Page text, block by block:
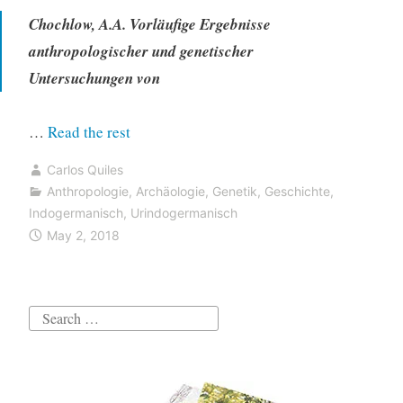
Chochlow, A.A. Vorläufige Ergebnisse
anthropologischer und genetischer
Untersuchungen von
… Read the rest
L51
in
der
datierten
Carlos Quiles
Anthropologie, Archäologie, Genetik, Geschichte,
Indogermanisch, Urindogermanisch
May 2, 2018
Search